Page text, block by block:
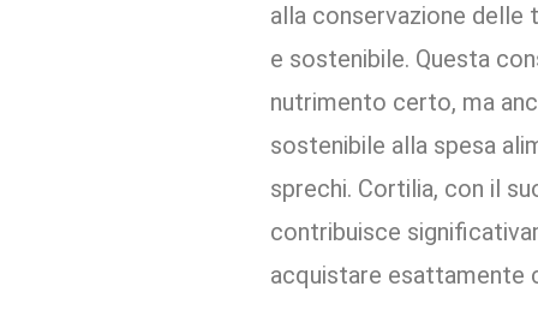
alla conservazione delle
e sostenibile. Questa
nutrimento certo, ma
sostenibile alla spesa
sprechi. Cortilia, con il
contribuisce
acquistare esattamente